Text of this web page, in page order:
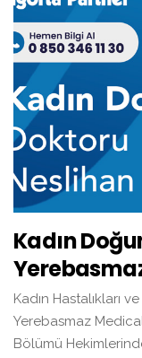
Kadın
Kadın Hastalıkları
Yerebasmaz
Bölümü